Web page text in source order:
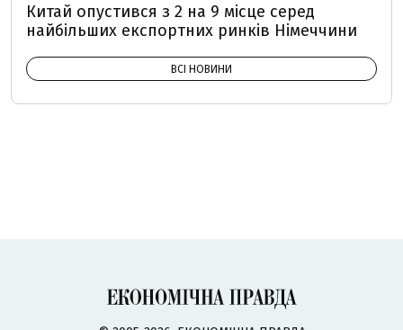
Китай опустився з 2 на 9 місце серед
найбільших експортних ринків Німеччини
ВСІ НОВИНИ